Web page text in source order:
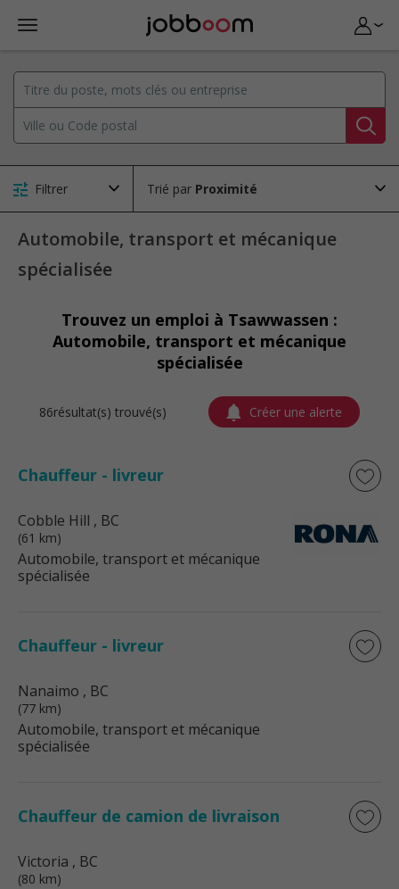
Filtrer Trié par
Automobile, transport et mécanique
spécialisée
Trouvez un emploi à Tsawwassen :
Automobile, transport et mécanique
spécialisée
86résultat(s) trouvé(s) Créer une alerte
Chauffeur - livreur
Cobble Hill , BC
(61 km)
Automobile, transport et mécanique
spécialisée
Chauffeur - livreur
Nanaimo , BC
(77 km)
Automobile, transport et mécanique
spécialisée
Chauffeur de camion de livraison
Victoria , BC
(80 km)